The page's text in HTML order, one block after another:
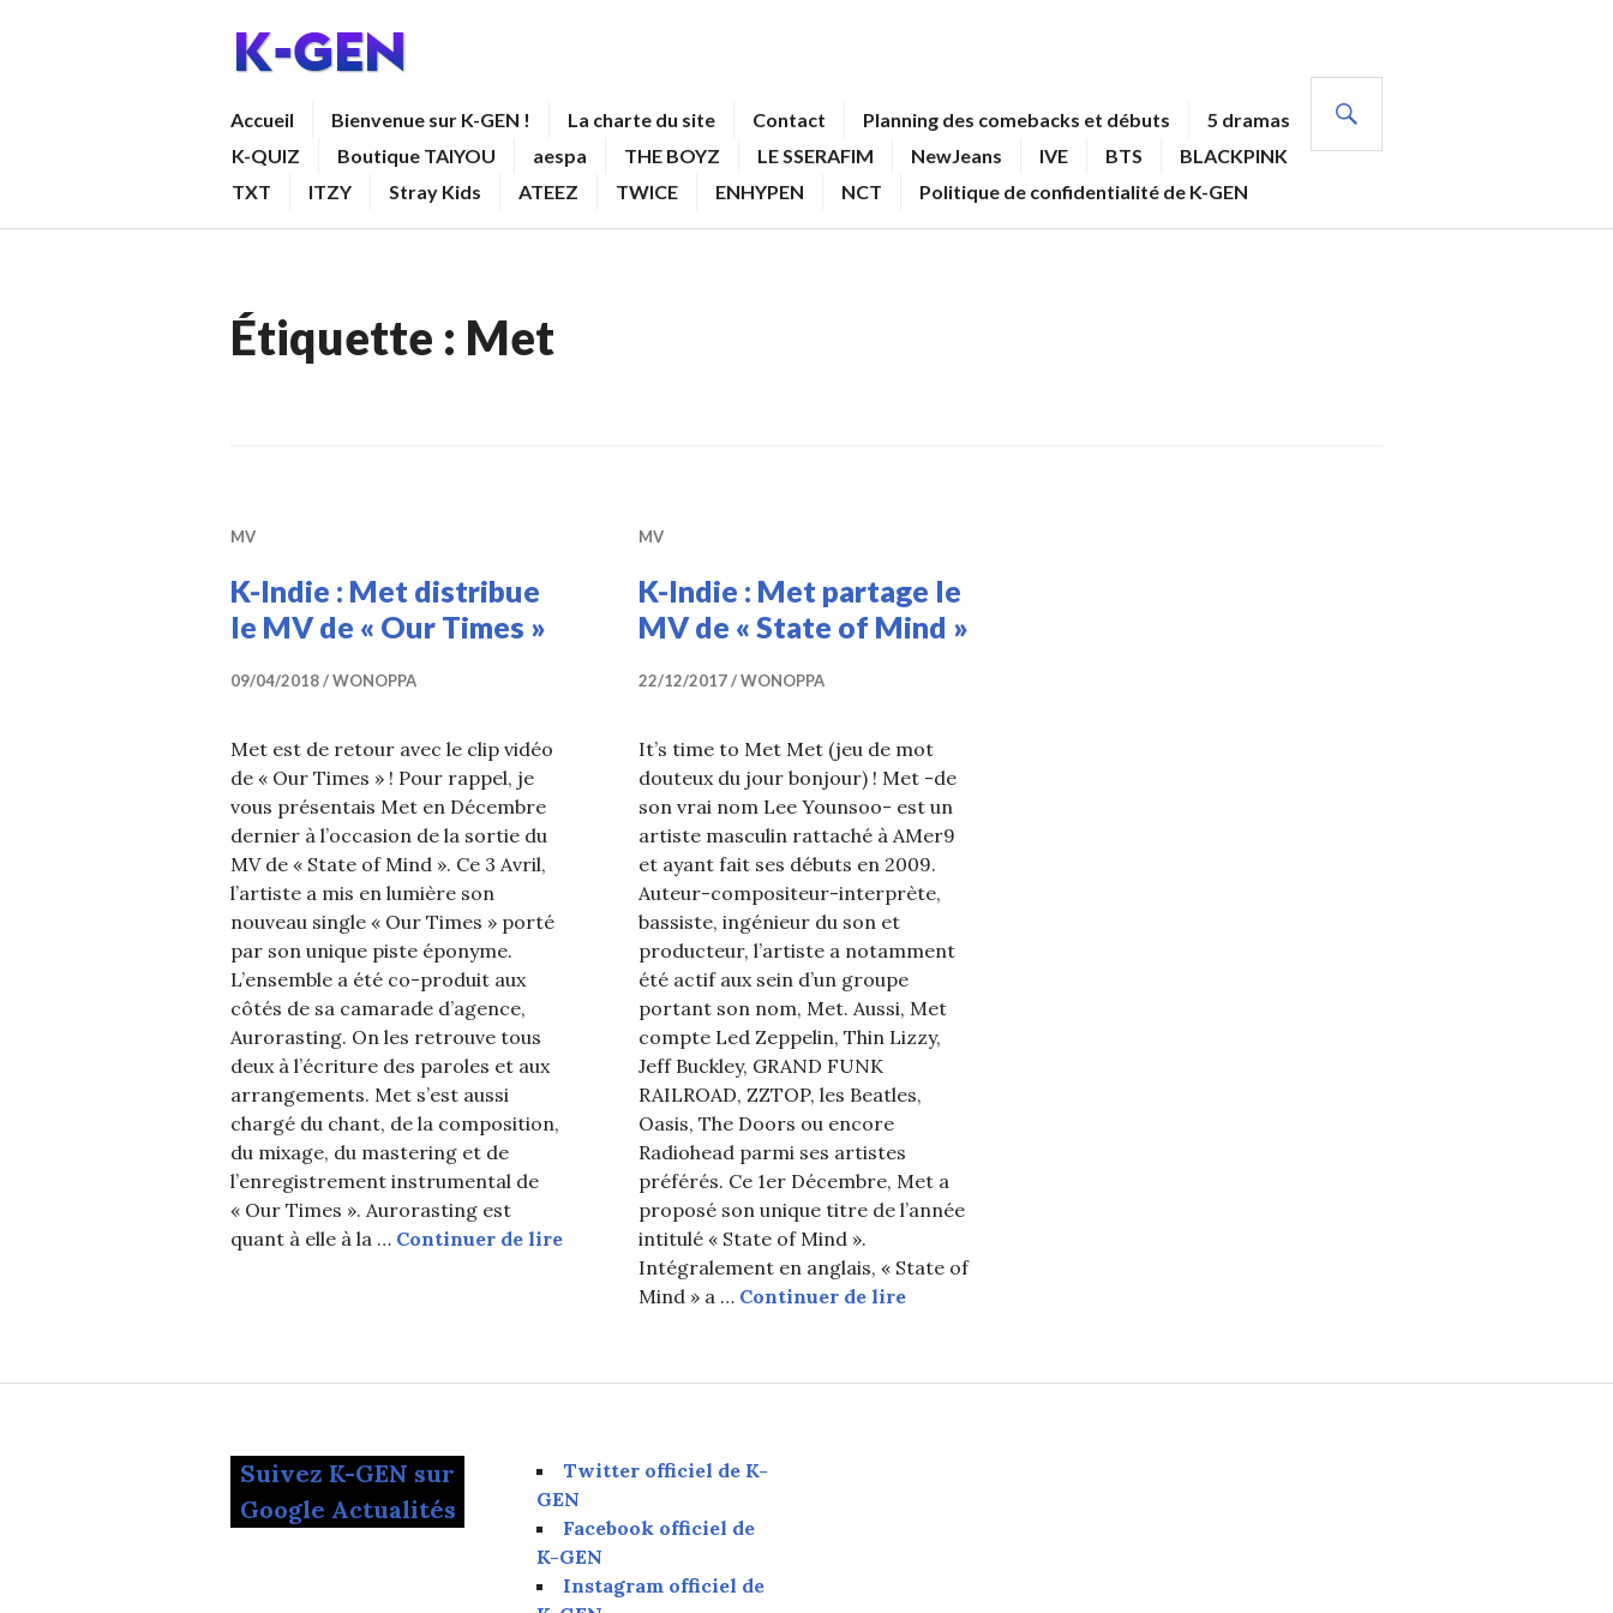
Accueil Bienvenue sur K-GEN ! La charte du site Contact Planning des comebacks et débuts
5 dramas
K-QUIZ
Boutique TAIYOU aespa THE BOYZ LE SSERAFIM NewJeans IVE BTS
BLACKPINK
TXT
ITZY Stray Kids ATEEZ TWICE ENHYPEN NCT Politique de confidentialité de K-GEN
Étiquette : Met
MV
K-Indie : Met distribue
le MV de « Our Times »
09/04/2018 WONOPPA
Met est de retour avec le clip vidéo
de « Our Times » ! Pour rappel, je
vous présentais Met en Décembre
dernier à l’occasion de la sortie du
MV de « State of Mind ». Ce 3 Avril,
l’artiste a mis en lumière son
nouveau single « Our Times » porté
par son unique piste éponyme.
L’ensemble a été co-produit aux
côtés de sa camarade d’agence,
Aurorasting. On les retrouve tous
deux à l’écriture des paroles et aux
arrangements. Met s’est aussi
chargé du chant, de la composition,
du mixage, du mastering et de
l’enregistrement instrumental de
« Our Times ». Aurorasting est
quant à elle à la … Continuer de lireK-Indie : Met distribue le MV de « Our Times »
MV
K-Indie : Met partage le
MV de « State of Mind »
22/12/2017 WONOPPA
It’s time to Met Met (jeu de mot
douteux du jour bonjour) ! Met -de
son vrai nom Lee Younsoo- est un
artiste masculin rattaché à AMer9
et ayant fait ses débuts en 2009.
Auteur-compositeur-interprète,
bassiste, ingénieur du son et
producteur, l’artiste a notamment
été actif aux sein d’un groupe
portant son nom, Met. Aussi, Met
compte Led Zeppelin, Thin Lizzy,
Jeff Buckley, GRAND FUNK
RAILROAD, ZZTOP, les Beatles,
Oasis, The Doors ou encore
Radiohead parmi ses artistes
préférés. Ce 1er Décembre, Met a
proposé son unique titre de l’année
intitulé « State of Mind ».
Intégralement en anglais, « State of
Mind » a … Continuer de lireK-Indie : Met partage le MV de « State of Mind »
Suivez K-GEN sur
Google Actualités
Twitter officiel de K-
GEN
Facebook officiel de
K-GEN
Instagram officiel de